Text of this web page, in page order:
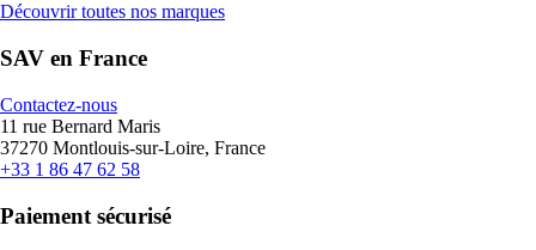
Découvrir toutes nos marques
SAV en France
Contactez-nous
11 rue Bernard Maris
37270 Montlouis-sur-Loire, France
+33 1 86 47 62 58
Paiement sécurisé